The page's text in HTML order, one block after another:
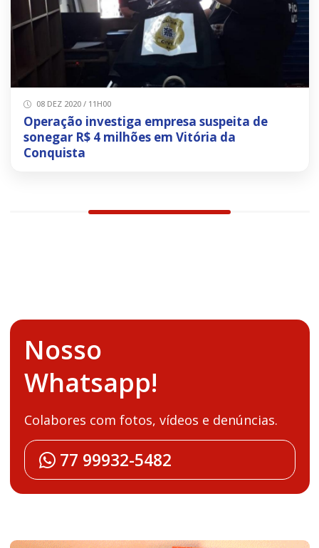
08 DEZ 2020 / 11H00
Operação investiga empresa suspeita de
sonegar R$ 4 milhões em Vitória da
Conquista
Nosso
Whatsapp!
Colabores com fotos, vídeos e denúncias.
77 99932-5482